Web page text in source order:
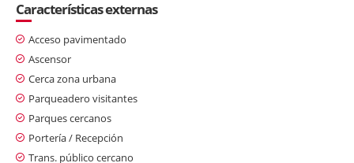
Características externas
Acceso pavimentado
Ascensor
Cerca zona urbana
Parqueadero visitantes
Parques cercanos
Portería / Recepción
Trans. público cercano